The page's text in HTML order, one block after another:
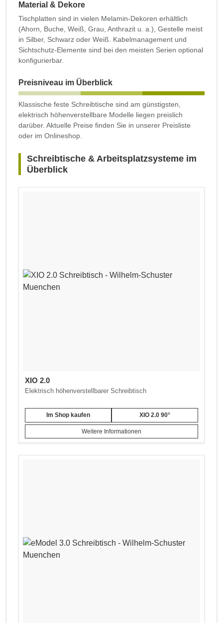
Material & Dekore
Tischplatten sind in vielen Melamin-Dekoren erhältlich
(Ahorn, Buche, Weiß, Grau, Anthrazit u. a.), Gestelle meist
in Silber, Schwarz oder Weiß. Kabelmanagement und
Sichtschutz-Elemente sind bei den meisten Serien optional
konfigurierbar.
Preisniveau im Überblick
Klassische feste Schreibtische sind am günstigsten,
elektrisch höhenverstellbare Modelle liegen preislich
darüber. Aktuelle Preise finden Sie in unserer Preisliste
oder im Onlineshop.
Schreibtische & Arbeitsplatzsysteme im
Überblick
XIO 2.0
Elektrisch höhenverstellbarer Schreibtisch
Im Shop kaufen XIO 2.0 90°
Weitere Informationen